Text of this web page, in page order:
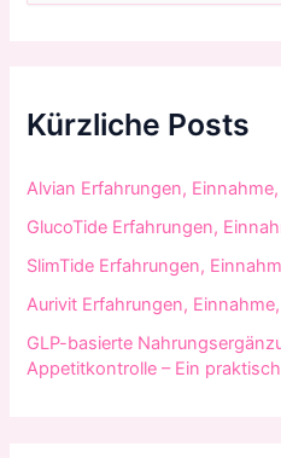
n
a
h
Kürzliche Posts
Alvian Erfahrungen,
GlucoTide Erfahrungen,
SlimTide Erfahrungen,
Aurivit Erfahrungen,
GLP-basierte
Appetitkontrolle – Ein